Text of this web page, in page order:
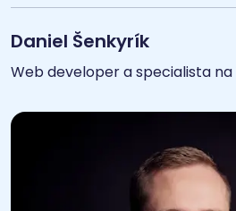
Daniel Šenkyrík
Web developer a specialista na